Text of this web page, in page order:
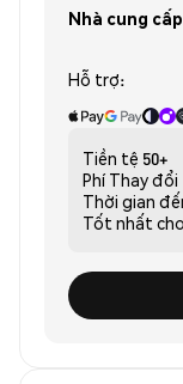
Nhà cung
Hỗ trợ:
Tiền tệ 50+
Phí Thay đổi
Thời gian
Tốt nhất cho